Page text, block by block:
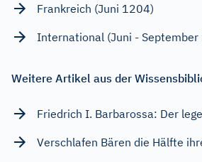
Frankreich (Juni 1204)
International (Juni -
Weitere Artikel aus der
Friedrich I. Barbarossa: Der
Verschlafen Bären die Hälfte